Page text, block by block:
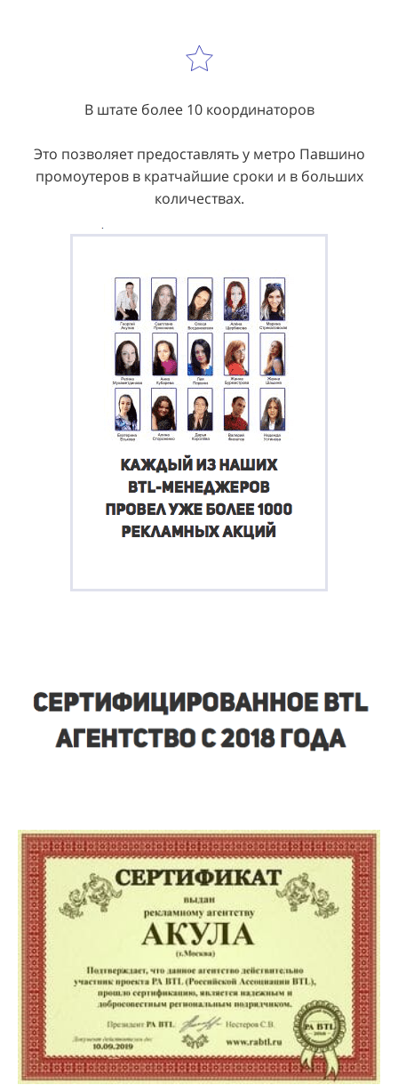
В штате более 10 координаторов
Это позволяет предоставлять у метро Павшино
промоутеров в кратчайшие сроки и в больших
количествах.